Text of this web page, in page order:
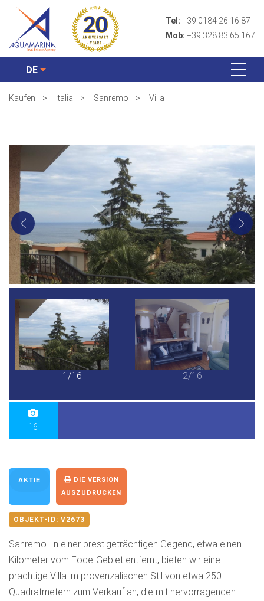
Tel: +39 0184 26.16.87
Mob: +39 328 83.65.167
DE
Kaufen > Italia > Sanremo > Villa
1/16 2/16
16
AKTIE
DIE VERSION
AUSZUDRUCKEN
OBJEKT-ID: V2673
Sanremo. In einer prestigeträchtigen Gegend, etwa einen
Kilometer vom Foce-Gebiet entfernt, bieten wir eine
prächtige Villa im provenzalischen Stil von etwa 250
Quadratmetern zum Verkauf an, die mit hervorragenden